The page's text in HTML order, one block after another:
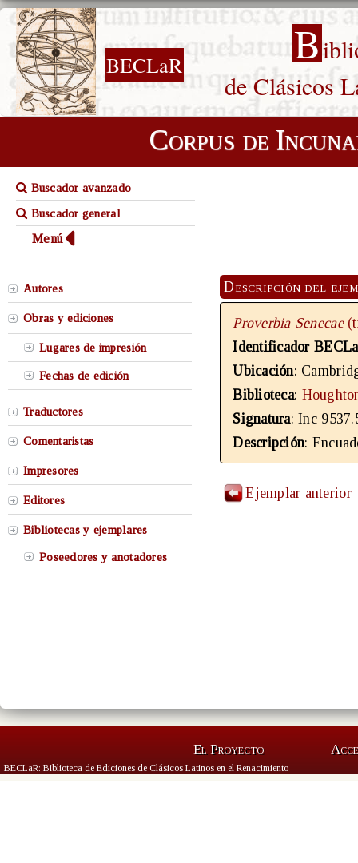
BECLaR B
de Clásicos
Corpus de
Buscador avanzado
Buscador general
Menú
Autores
Obras y ediciones
Lugares de impresión
Fechas de edición
Traductores
Comentaristas
Impresores
Editores
Bibliotecas y ejemplares
Poseedores y anotadores
Descripción del
Proverbia Senecae
Identificador
Ubicación:
Biblioteca:
Signatura: Inc
Descripción:
Ejemplar anterior
El Proyecto
BECLaR: Biblioteca de Ediciones de Clásicos Latinos en el Renacimiento